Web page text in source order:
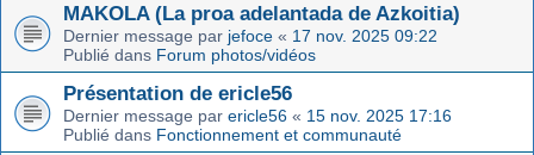
MAKOLA (La proa adelantada de Azkoitia)
Dernier message par jefoce « 17 nov. 2025 09:22
Publié dans Forum photos/vidéos
Présentation de ericle56
Dernier message par ericle56 « 15 nov. 2025 17:16
Publié dans Fonctionnement et communauté